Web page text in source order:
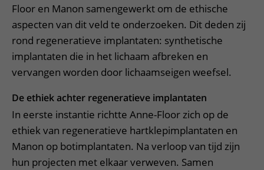
Floor en Manon samengewerkt om de ethische
aspecten van dit veld te onderzoeken. Dit deden zij
rond regeneratieve implantaten: synthetische
implantaten die in het lichaam afbreken en
vervangen worden door lichaamseigen weefsel.
De ethiek achter regeneratieve implantaten
In eerste instantie richtte Anne-Floor zich op de
ethiek van regeneratieve hartklepimplantaten en
Manon op botimplantaten. Na verloop van tijd zijn
hun projecten met elkaar verweven. Samen